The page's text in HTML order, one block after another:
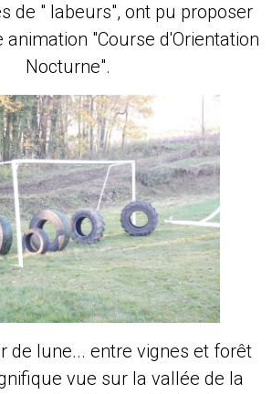
de " labeurs", ont pu proposer
"Course d'Orientation
Nocturne".
de lune... entre vignes et forêt
vue sur la vallée de la